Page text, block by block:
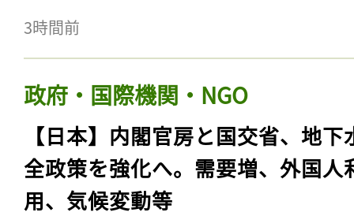
3時間前
政府・国際機関・NGO
【日本】内閣官房と国交省、地下
全政策を強化へ。需要増、外国人
用、気候変動等